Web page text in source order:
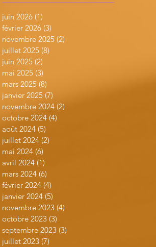
juin 2026 (1)
février 2026 (3)
novembre 2025 (2)
juillet 2025 (8)
juin 2025 (2)
mai 2025 (3)
mars 2025 (8)
janvier 2025 (7)
novembre 2024 (2)
octobre 2024 (4)
août 2024 (5)
juillet 2024 (2)
mai 2024 (6)
avril 2024 (1)
mars 2024 (6)
février 2024 (4)
janvier 2024 (5)
novembre 2023 (4)
octobre 2023 (3)
septembre 2023 (3)
juillet 2023 (7)